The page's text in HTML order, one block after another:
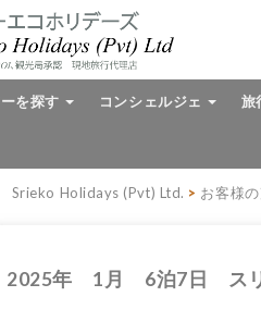
を探す コンシェルジェ 旅
Srieko Holidays (Pvt) Ltd. > お客様
2025年 1月 6泊7日 スリ